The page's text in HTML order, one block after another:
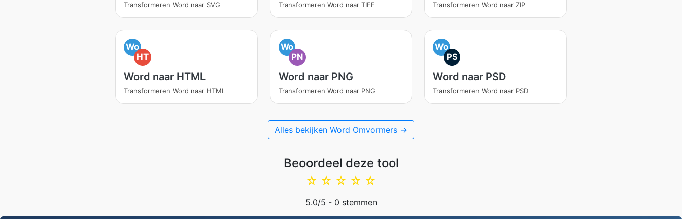
Transformeren Word naar SVG Transformeren Word naar TIFF Transformeren Word naar ZIP
Wo
HT
Word naar HTML
Transformeren Word naar HTML
Wo
PN
Word naar PNG
Transformeren Word naar PNG
Wo
PS
Word naar PSD
Transformeren Word naar PSD
Alles bekijken Word Omvormers →
Beoordeel deze tool
☆
☆
☆
☆
☆
5.0/5 - 0 stemmen